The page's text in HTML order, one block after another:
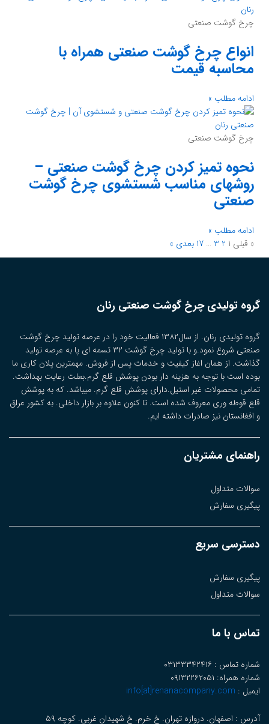
چرخ گوشت صنعتی
انواع چرخ گوشت صنعتی همراه با
محاسبه قیمت
ادامه مطلب »
چرخ گوشت صنعتی
نحوه تمیز کردن چرخ گوشت صنعتی –
روشهای مناسب شستشوی چرخ گوشت
صنعتی
ادامه مطلب »
« قبلی 1
2
3
…
17 بعدی »
گروه تولیدی چرخ گوشت صنعتی رنان
گروه تولیدی رنان. از سال۱۳۸۲ فعالیت خود را در عرصه تولید چرخ گوشت
صنعتی شروع نمود.و با تولید چرخ گوشت ۳۲ تسمه ای پا به عرصه تولید
گذاشت. از همان اغاز کیفیت و خدمات پس از فروش. مهمترین پلان کاری ما
بوده است با توجه به هزینه دار بودن پوشش قلع گرم.بعلت رعایت بهداشت.
تمامی محصولات غیر استیل.دارای پوشش قلع گرم. میباشد. که به پوشش
قلع قوطه وری معروف شده است. تا کنون علاوه بر بازار داخلی. به کشور عراق
و افغانستان نیز صادرات داشته ایم.
راهنمای مشتریان
سوالات متداول
پیگیری سفارش
دسترسی سریع
پیگیری سفارش
سوالات متداول
تماس با ما
شماره تماس : ۰۳۱۳۳۳۴۲۴۱۶
شماره همراه: ۰۹۱۳۲۲۶۲۰۵۱
ایمیل : info[at]renanacompany.com
آدرس : اصفهان. دروازه تهران. خ خرم. خ شهیدان غربی. کوچه ۵۹